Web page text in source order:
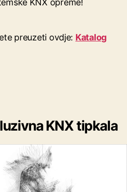
KNX opreme!
preuzeti ovdje: Katalog
KNX tipkala